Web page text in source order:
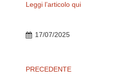
Leggi l’articolo qui
17/07/2025
PRECEDENTE